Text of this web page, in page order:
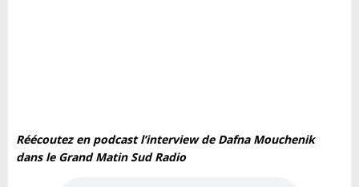
Réécoutez en podcast l’interview de Dafna Mouchenik
dans le Grand Matin Sud Radio